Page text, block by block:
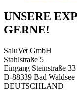
UNSERE
GERNE!
SaluVet GmbH
Stahlstraße 5
Eingang Steinstraße 33
D-88339 Bad Waldsee
DEUTSCHLAND